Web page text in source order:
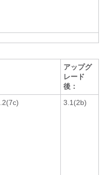
アップグ
レード
後：
3.1(2b)